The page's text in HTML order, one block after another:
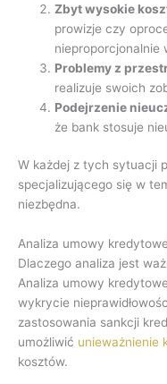
Zbyt wysokie
prowizje czy
nieproporcjonalnie
Problemy z
realizuje swoich
Podejrzenie
że bank stosuje
W każdej z tych sytuacji
specjalizującego się w
niezbędna.
Analiza umowy
Dlaczego analiza jest
Analiza umowy
wykrycie
zastosowania sankcji
umożliwić unieważnienie
kosztów.